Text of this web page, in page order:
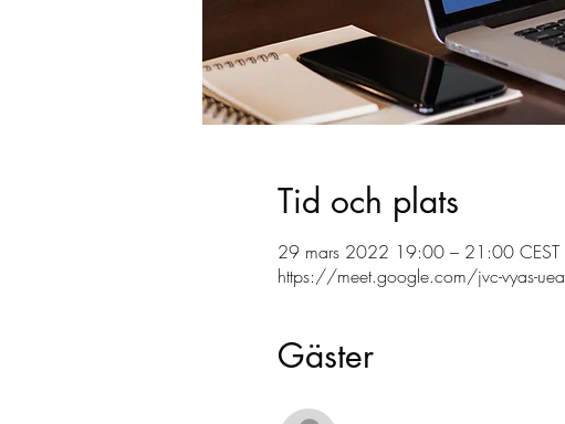
Tid och plats
29 mars 2022 19:00 – 21:00 CEST
https://meet.google.com/jvc-vyas-uea
Gäster